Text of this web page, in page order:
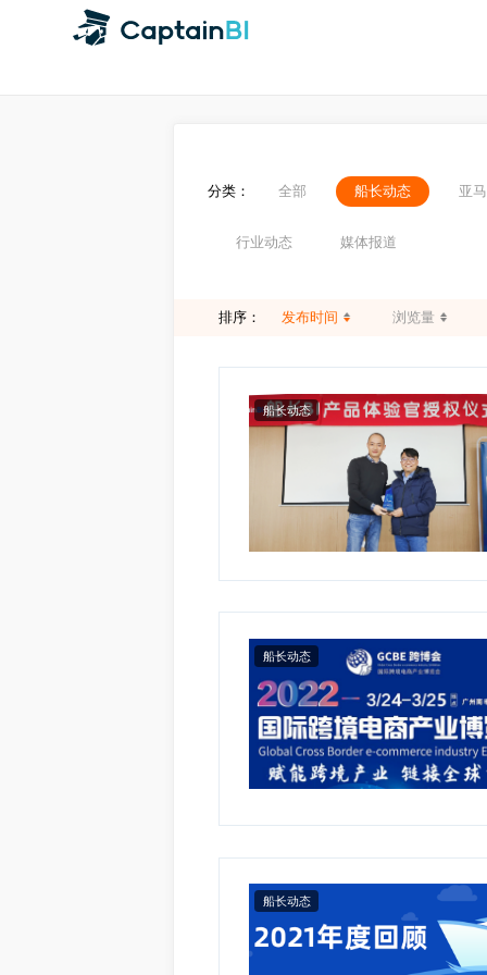
分类： 全部 船长动态
行业动态 媒体报道
船长动态
船长动态
船长动态